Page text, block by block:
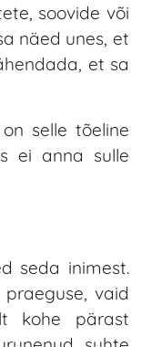
soovide või
näed unes, et
et sa
selle tõeline
ei anna sulle
seda inimest.
vaid
kohe pärast